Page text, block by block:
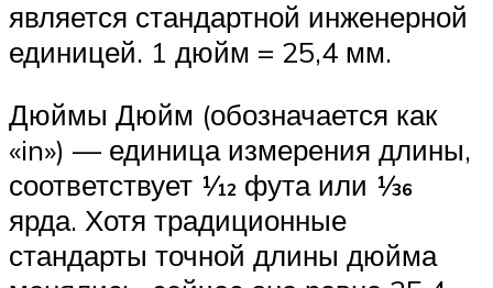
является стандартной инженерной
единицей. 1 дюйм = 25,4 мм.
Дюймы Дюйм (обозначается как
«in») — единица измерения длины,
соответствует 1⁄12 фута или 1⁄36
ярда. Хотя традиционные
стандарты точной длины дюйма